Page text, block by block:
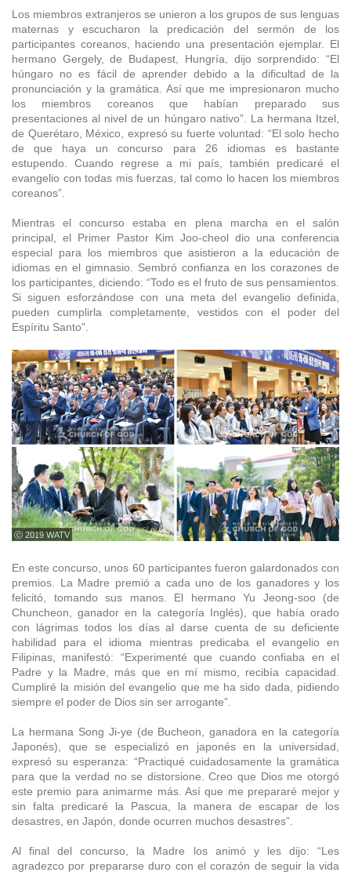
Los miembros extranjeros se unieron a los grupos de sus lenguas
maternas y escucharon la predicación del sermón de los
participantes coreanos, haciendo una presentación ejemplar. El
hermano Gergely, de Budapest, Hungría, dijo sorprendido: “El
húngaro no es fácil de aprender debido a la dificultad de la
pronunciación y la gramática. Así que me impresionaron mucho
los miembros coreanos que habían preparado sus
presentaciones al nivel de un húngaro nativo”. La hermana Itzel,
de Querétaro, México, expresó su fuerte voluntad: “El solo hecho
de que haya un concurso para 26 idiomas es bastante
estupendo. Cuando regrese a mi país, también predicaré el
evangelio con todas mis fuerzas, tal como lo hacen los miembros
coreanos”.
Mientras el concurso estaba en plena marcha en el salón
principal, el Primer Pastor Kim Joo-cheol dio una conferencia
especial para los miembros que asistieron a la educación de
idiomas en el gimnasio. Sembró confianza en los corazones de
los participantes, diciendo: “Todo es el fruto de sus pensamientos.
Si siguen esforzándose con una meta del evangelio definida,
pueden cumplirla completamente, vestidos con el poder del
Espíritu Santo”.
ⓒ 2019 WATV
En este concurso, unos 60 participantes fueron galardonados con
premios. La Madre premió a cada uno de los ganadores y los
felicitó, tomando sus manos. El hermano Yu Jeong-soo (de
Chuncheon, ganador en la categoría Inglés), que había orado
con lágrimas todos los días al darse cuenta de su deficiente
habilidad para el idioma mientras predicaba el evangelio en
Filipinas, manifestó: “Experimenté que cuando confiaba en el
Padre y la Madre, más que en mí mismo, recibía capacidad.
Cumpliré la misión del evangelio que me ha sido dada, pidiendo
siempre el poder de Dios sin ser arrogante”.
La hermana Song Ji-ye (de Bucheon, ganadora en la categoría
Japonés), que se especializó en japonés en la universidad,
expresó su esperanza: “Practiqué cuidadosamente la gramática
para que la verdad no se distorsione. Creo que Dios me otorgó
este premio para animarme más. Así que me prepararé mejor y
sin falta predicaré la Pascua, la manera de escapar de los
desastres, en Japón, donde ocurren muchos desastres”.
Al final del concurso, la Madre los animó y les dijo: “Les
agradezco por prepararse duro con el corazón de seguir la vida